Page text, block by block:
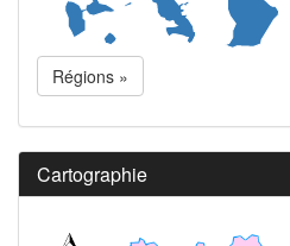
Régions »
Cartographie